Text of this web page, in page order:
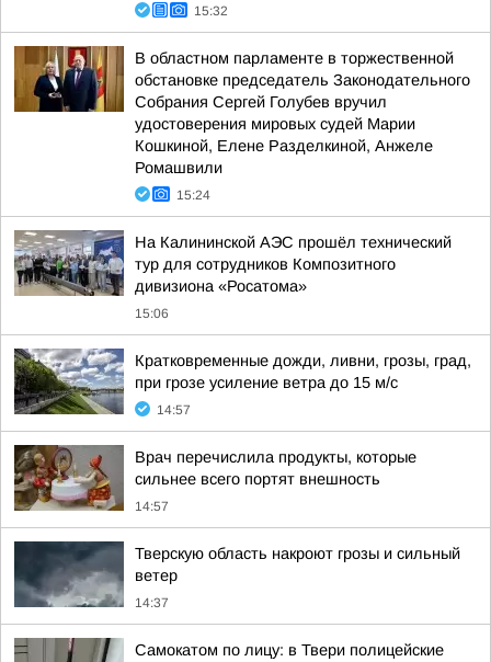
15:32
В областном парламенте в торжественной
обстановке председатель Законодательного
Собрания Сергей Голубев вручил
удостоверения мировых судей Марии
Кошкиной, Елене Разделкиной, Анжеле
Ромашвили
15:24
На Калининской АЭС прошёл технический
тур для сотрудников Композитного
дивизиона «Росатома»
15:06
Кратковременные дожди, ливни, грозы, град,
при грозе усиление ветра до 15 м/с
14:57
Врач перечислила продукты, которые
сильнее всего портят внешность
14:57
Тверскую область накроют грозы и сильный
ветер
14:37
Самокатом по лицу: в Твери полицейские